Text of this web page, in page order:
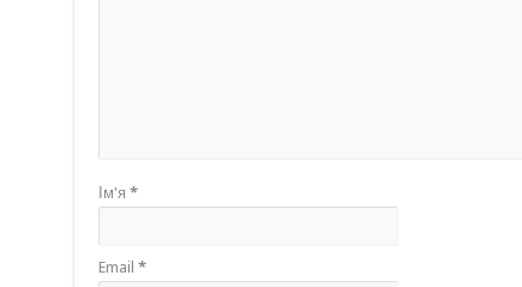
Ім'я *
Email *